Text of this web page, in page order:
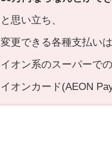
と思い立ち、
変更できる各種支払い
イオン系のスーパーで
イオンカード(AEON